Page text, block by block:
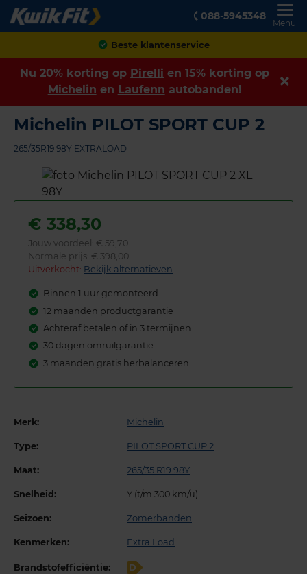
088-5945348
Menu
Achteraf betalen
Nu 20% korting op Pirelli en 15% korting op
Michelin en Laufenn autobanden!
Michelin PILOT SPORT CUP 2
265/35R19 98Y EXTRALOAD
€ 338,30
Jouw voordeel: € 59,70
Normale prijs: € 398,00
Uitverkocht: Bekijk alternatieven
Binnen 1 uur gemonteerd
12 maanden productgarantie
Achteraf betalen of in 3 termijnen
30 dagen omruilgarantie
3 maanden gratis herbalanceren
Merk: Michelin
Type: PILOT SPORT CUP 2
Maat: 265/35 R19 98Y
Snelheid: Y (t/m 300 km/u)
Seizoen: Zomerbanden
Kenmerken: Extra Load
Brandstofefficiëntie: D